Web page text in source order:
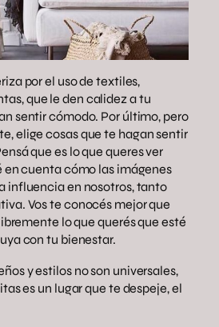
por el uso de textiles,
que le den calidez a tu
sentir cómodo. Por último, pero
elige cosas que te hagan sentir
que es lo que queres ver
en cuenta cómo las imágenes
influencia en nosotros, tanto
Vos te conocés mejor que
lo que querés que esté
con tu bienestar.
y estilos no son universales,
es un lugar que te despeje, el